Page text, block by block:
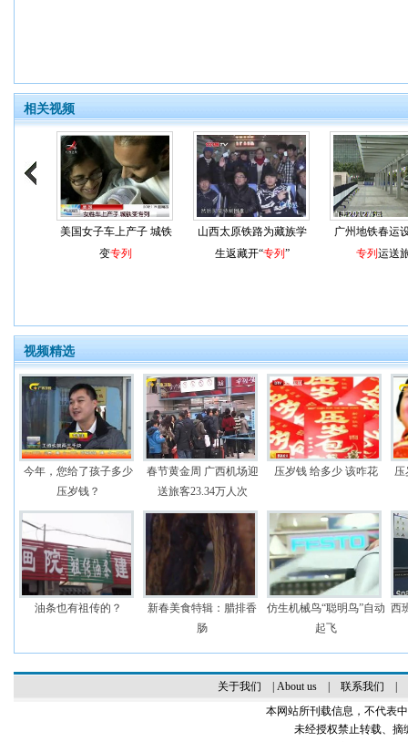
相关视频
美国女子车上产子 城铁
变专列
山西太原铁路为藏族学
生返藏开“专列 ”
广州地铁春运
专列 运送
视频精选
今年，您给了孩子多少
压岁钱？
春节黄金周 广西机场迎
送旅客23.34万人次
压岁钱 给多少 该咋花 压
油条也有祖传的？
新春美食特辑：腊排香
肠
仿生机械鸟“聪明鸟”自动
起飞
西
关于我们 About us| 联系我们
本网站所刊载信息，不代表
未经授权禁止转载、摘